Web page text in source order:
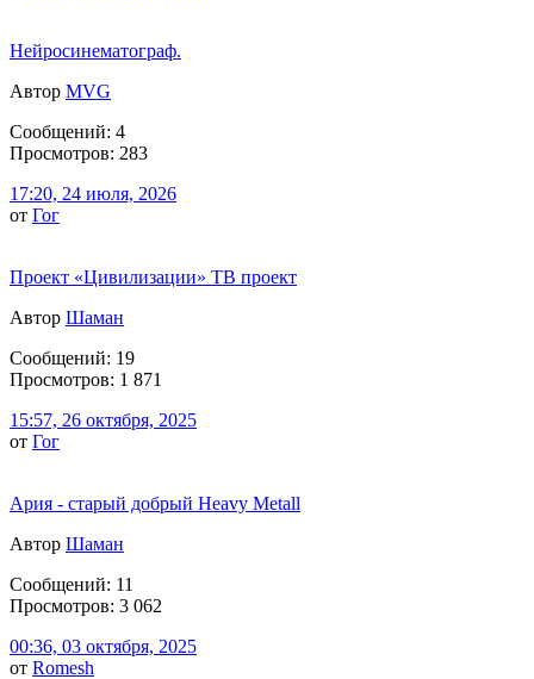
Нейросинематограф.
Автор MVG
Сообщений: 4
Просмотров: 283
17:20, 24 июля, 2026
от Гог
Проект «Цивилизации» ТВ проект
Автор Шаман
Сообщений: 19
Просмотров: 1 871
15:57, 26 октября, 2025
от Гог
Ария - старый добрый Heavy Metall
Автор Шаман
Сообщений: 11
Просмотров: 3 062
00:36, 03 октября, 2025
от Romesh